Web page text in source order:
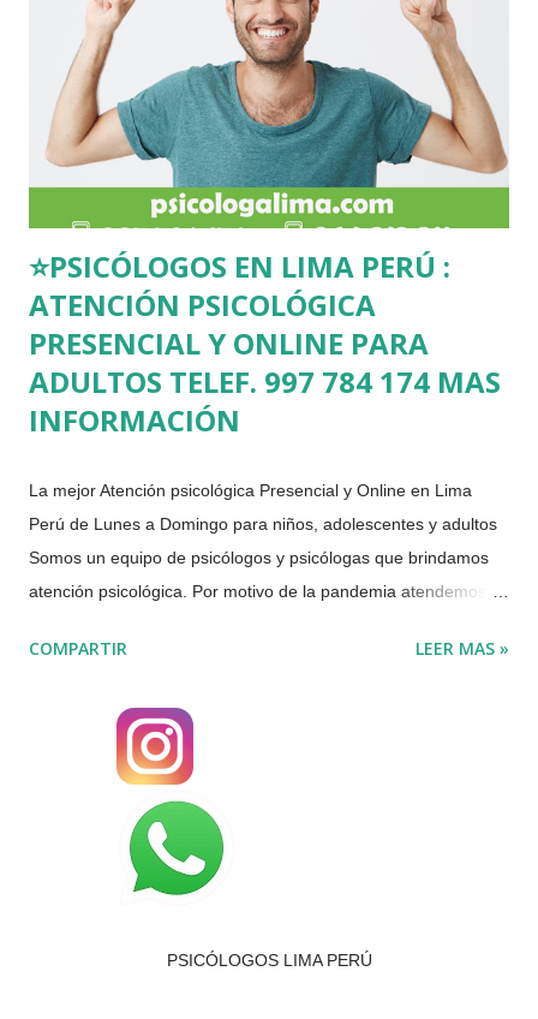
funciona para aquellas parejas que están comprometidas con
el logro de alcanzar cambios, ya que en muchos casos una de
las personas es la que suele originar el conflicto de forma
inconsciente, por ello primero se debe realizar una evaluación
de la pareja, para poder definir...
⭐PSICÓLOGOS EN LIMA PERÚ :
ATENCIÓN PSICOLÓGICA
PRESENCIAL Y ONLINE PARA
ADULTOS TELEF. 997 784 174 MAS
INFORMACIÓN
La mejor Atención psicológica Presencial y Online en Lima
Perú de Lunes a Domingo para niños, adolescentes y adultos
Somos un equipo de psicólogos y psicólogas que brindamos
atención psicológica. Por motivo de la pandemia atendemos
VIDEOLLAMADA o TELÉFONO. Teléfonos: 📞(01) 437- 0066
psicológica virtual de Lunes a Domingo Brindamos atención
psicológica de forma virtual, de forma individual, de pareja y
orientación psicológica desde la primera sesión, para poderle
brindar la mejor atención psicológica.. Algunos síntomas por
los que podría acudir a un psicólogo: Llanto,
superado. Ansiedad, preocupación constante, dificultades del
COMPARTIR LEER MAS »
PSICÓLOGOS LIMA PERÚ